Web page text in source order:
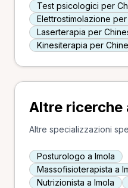
Test psicologici per
Elettrostimolazione
Laserterapia per
Kinesiterapia per
Altre ricerche
Altre specializzazioni
Posturologo a Imola
Massofisioterapista a
Nutrizionista a Imola